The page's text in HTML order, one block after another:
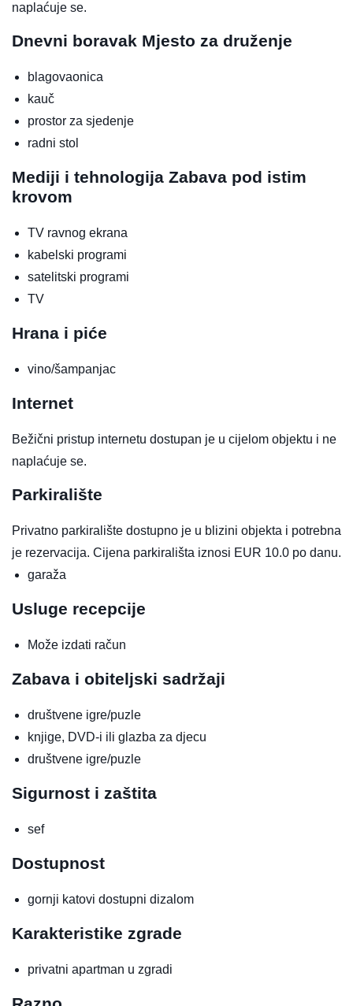
naplaćuje se.
Dnevni boravak Mjesto za druženje
blagovaonica
kauč
prostor za sjedenje
radni stol
Mediji i tehnologija Zabava pod istim
krovom
TV ravnog ekrana
kabelski programi
satelitski programi
TV
Hrana i piće
vino/šampanjac
Internet
Bežični pristup internetu dostupan je u cijelom objektu i ne
naplaćuje se.
Parkiralište
Privatno parkiralište dostupno je u blizini objekta i potrebna
je rezervacija. Cijena parkirališta iznosi EUR 10.0 po danu.
garaža
Usluge recepcije
Može izdati račun
Zabava i obiteljski sadržaji
društvene igre/puzle
knjige, DVD-i ili glazba za djecu
društvene igre/puzle
Sigurnost i zaštita
sef
Dostupnost
gornji katovi dostupni dizalom
Karakteristike zgrade
privatni apartman u zgradi